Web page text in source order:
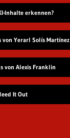
Inhalte erkennen?
von Yerarl Solís Martínez
von Alexis Franklin
It Out